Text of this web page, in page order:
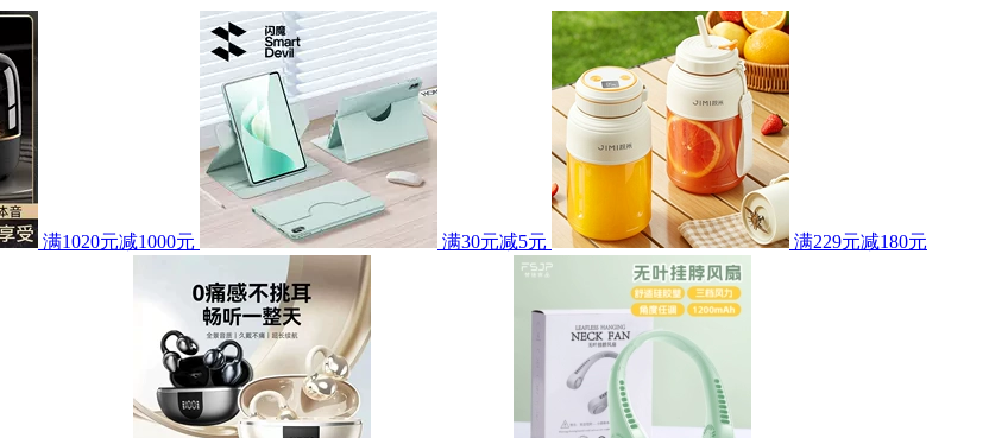
满1020元减1000元 满30元减5元 满229元减180元